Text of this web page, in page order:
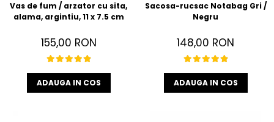
Vas de fum / arzator cu sita,
alama, argintiu, 11 x 7.5 cm
155,00 RON
ADAUGA IN COS
Sacosa-rucsac Notabag Gri /
Negru
148,00 RON
ADAUGA IN COS